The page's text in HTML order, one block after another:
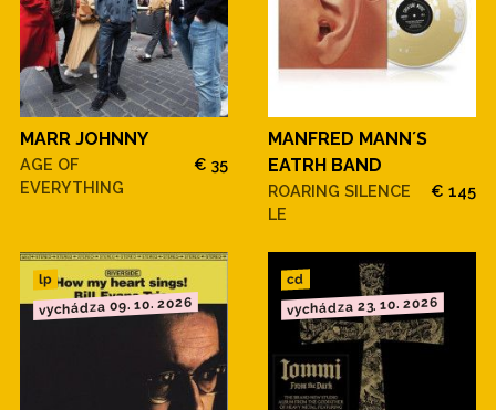
MARR JOHNNY
AGE OF
EVERYTHING
€ 35
MANFRED MANN´S
EATRH BAND
ROARING SILENCE
LE
€ 145
lp
vychádza 09. 10. 2026
cd
vychádza 23. 10. 2026